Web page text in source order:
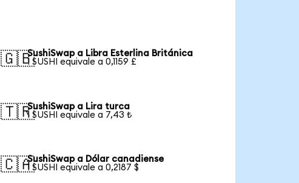
🇬🇧SushiSwap a Libra Esterlina Británica
1 SUSHI equivale a 0,1159 £
🇹🇷SushiSwap a Lira turca
1 SUSHI equivale a 7,43 ₺
🇨🇦SushiSwap a Dólar canadiense
1 SUSHI equivale a 0,2187 $